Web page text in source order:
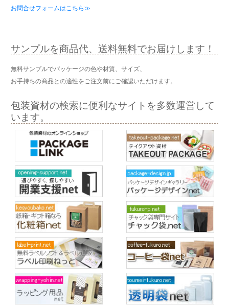
お問合せフォームはこちら≫
サンプルを商品代、送料無料でお届けします！
無料サンプルでパッケージの色や材質、サイズ、
お手持ちの商品との適性をご注文前にご確認いただけます。
包装資材の検索に便利なサイトを多数運営して
います。